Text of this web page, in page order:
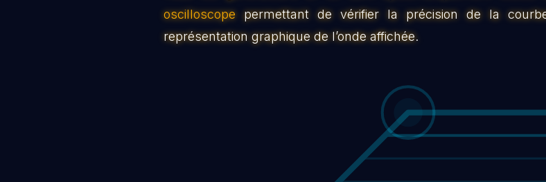
oscilloscope permettant de vérifier la précision de la
représentation graphique de l’onde affichée.